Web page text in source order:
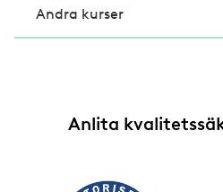
Andra kurser
Anlita